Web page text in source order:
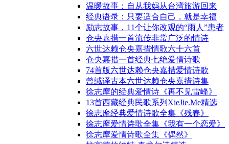
温暖故事：自从我妈从台湾旅游回来
经典语录：只要适合自己，就是幸福
励志故事，11个让你改观的“雨人”患者
仓央嘉措一首流传非常广泛的情诗
六世达赖仓央嘉措情歌六十六首
仓央嘉措一首经典七绝爱情诗歌
74首版六世达赖仓央嘉措爱情诗歌
曾缄译古本六世达赖仓央嘉措诗集
徐志摩的经典爱情诗《再不见雷峰》
13首西藏经典民歌系列XieJie.Me精选
徐志摩经典爱情诗歌全集《残春》
徐志摩爱情诗歌全集《我有一个恋爱》
徐志摩爱情诗歌全集《偶然》